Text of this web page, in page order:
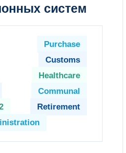
систем
Purchase
Customs
Healthcare
Communal
Retirement